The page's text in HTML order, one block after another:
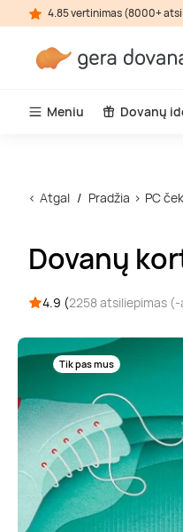
4.85 vertinimas (8000+
Meniu Dovanų
Atgal Pradžia PC
Dovanų
4.9 (2258 atsiliepimas (-
Tik pas mus